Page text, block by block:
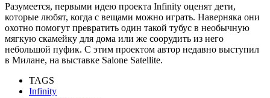
Разумеется, первыми идею проекта Infinity оценят дети,
которые любят, когда с вещами можно играть. Наверняка они
охотно помогут превратить один такой тубус в необычную
мягкую скамейку для дома или же соорудить из него
небольшой пуфик. С этим проектом автор недавно выступил
в Милане, на выставке Salone Satellite.
TAGS
Infinity